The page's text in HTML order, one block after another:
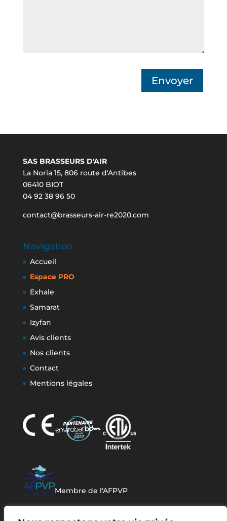
Envoyer
SAS BRASSEURS D'AIR
La Noria 15, 806 route d'Antibes
06410 BIOT
04 92 38 96 50
contact@brasseurs-air-re2020.com
Navigation
Accueil
Espace PRO
Exhale
Samarat
Izyfan
Avis clients
Nos clients
Contact
Mentions légales
Membre de l'AFPVP